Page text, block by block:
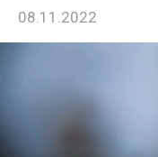
08.11.2022